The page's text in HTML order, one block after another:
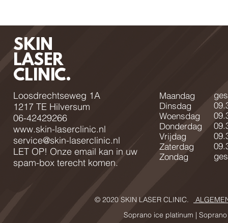
Loosdrechtseweg 1A
1217 TE Hilversum
06-42429266
www.skin-laserclinic.nl
service@skin-laserclinic.nl
LET OP! Onze email kan in uw
spam-box terecht komen.
SKIN
LASER
CLINIC.
Maandag
Dinsdag
Woensdag
Donderdag
Vrijdag
Zaterdag
Zondag
© 2020 SKIN LASER CLINIC.
Soprano ice platinum |